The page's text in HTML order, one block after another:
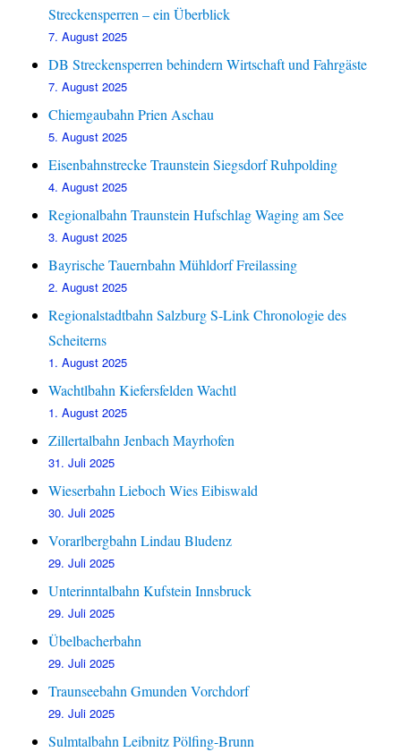
Streckensperren – ein Überblick
7. August 2025
DB Streckensperren behindern Wirtschaft und Fahrgäste
7. August 2025
Chiemgaubahn Prien Aschau
5. August 2025
Eisenbahnstrecke Traunstein Siegsdorf Ruhpolding
4. August 2025
Regionalbahn Traunstein Hufschlag Waging am See
3. August 2025
Bayrische Tauernbahn Mühldorf Freilassing
2. August 2025
Regionalstadtbahn Salzburg S-Link Chronologie des
Scheiterns
1. August 2025
Wachtlbahn Kiefersfelden Wachtl
1. August 2025
Zillertalbahn Jenbach Mayrhofen
31. Juli 2025
Wieserbahn Lieboch Wies Eibiswald
30. Juli 2025
Vorarlbergbahn Lindau Bludenz
29. Juli 2025
Unterinntalbahn Kufstein Innsbruck
29. Juli 2025
Übelbacherbahn
29. Juli 2025
Traunseebahn Gmunden Vorchdorf
29. Juli 2025
Sulmtalbahn Leibnitz Pölfing-Brunn